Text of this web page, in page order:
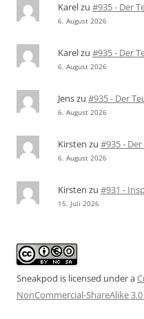
Karelzu #935 - Der
6. August 2026
Karelzu #935 - Der
6. August 2026
Jenszu #935 - Der
6. August 2026
Kirsten zu #935 -
6. August 2026
Kirsten zu #931 -
15. Juli 2026
Sneakpod is licensed under a
NonCommercial-ShareAlike